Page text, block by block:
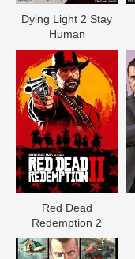
Dying Light 2 Stay
Human
Red Dead
Redеmption 2